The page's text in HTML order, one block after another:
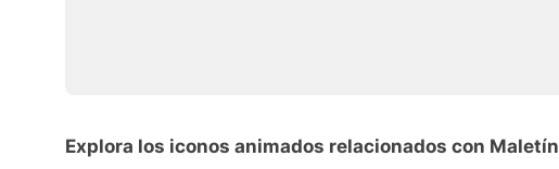
Explora los iconos animados relacionados con Maletín